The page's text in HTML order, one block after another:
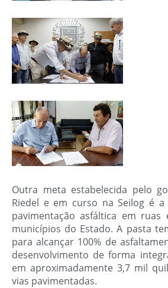
Outra meta estabelecida pelo
Riedel e em curso na Seilog é a
pavimentação asfáltica em ruas
municípios do Estado. A pasta
para alcançar 100% de
desenvolvimento de forma
em aproximadamente 3,7 mil
vias pavimentadas.